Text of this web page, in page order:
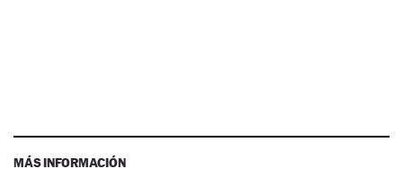
MÁS INFORMACIÓN